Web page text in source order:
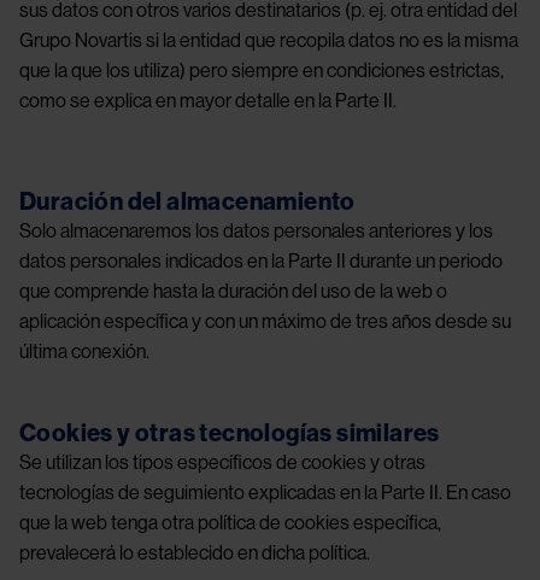
sus datos con otros varios destinatarios (p. ej. otra entidad del
Grupo Novartis si la entidad que recopila datos no es la misma
que la que los utiliza) pero siempre en condiciones estrictas,
como se explica en mayor detalle en la Parte II.
Duración del almacenamiento
Solo almacenaremos los datos personales anteriores y los
datos personales indicados en la Parte II durante un periodo
que comprende hasta la duración del uso de la web o
aplicación específica y con un máximo de tres años desde su
última conexión.
Cookies y otras tecnologías similares
Se utilizan los tipos específicos de cookies y otras
tecnologías de seguimiento explicadas en la Parte II. En caso
que la web tenga otra política de cookies específica,
prevalecerá lo establecido en dicha política.